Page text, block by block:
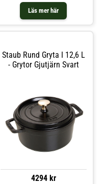
Läs mer här
Staub Rund Gryta I 12,6 L
- Grytor Gjutjärn Svart
4294 kr